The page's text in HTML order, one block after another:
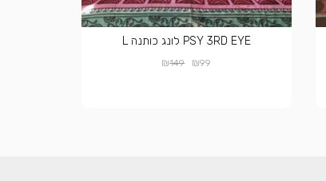
PSY 3RD EYE לונג כותנה L
₪99
₪149